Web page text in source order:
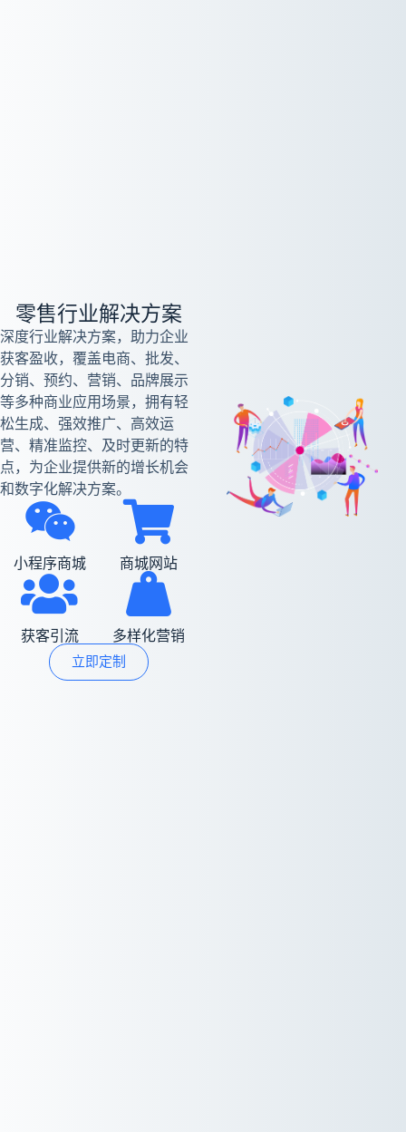
零售行业解决方案
深度行业解决方案，助力企业
获客盈收，覆盖电商、批发、
分销、预约、营销、品牌展示
等多种商业应用场景，拥有轻
松生成、强效推广、高效运
营、精准监控、及时更新的特
点，为企业提供新的增长机会
和数字化解决方案。
小程序商城 商城网站
获客引流 多样化营销
立即定制